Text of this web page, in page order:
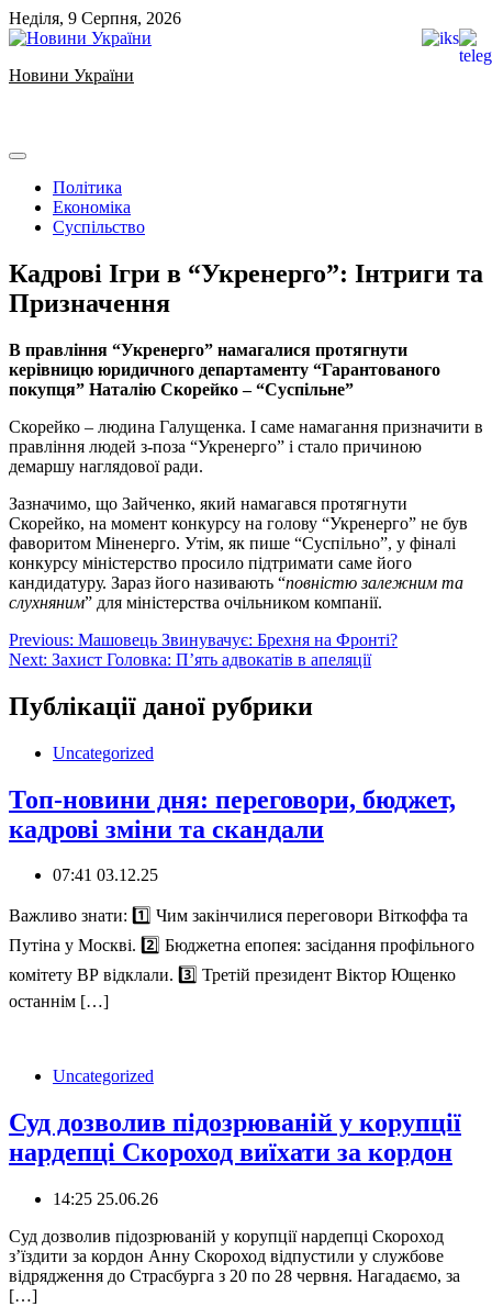
Skip
to
Неділя, 9 Серпня, 2026
Новини України
Політика
Економіка
Суспільство
Кадрові Ігри в “Укренерго”: Інтриги та
Призначення
В правління “Укренерго” намагалися протягнути
керівницю юридичного департаменту “Гарантованого
покупця” Наталію Скорейко – “Суспільне”
Скорейко – людина Галущенка. І саме намагання призначити в
правління людей з-поза “Укренерго” і стало причиною
демаршу наглядової ради.
Зазначимо, що Зайченко, який намагався протягнути
Скорейко, на момент конкурсу на голову “Укренерго” не був
фаворитом Міненерго. Утім, як пише “Суспільно”, у фіналі
конкурсу міністерство просило підтримати саме його
кандидатуру. Зараз його називають “повністю залежним та
слухняним” для міністерства очільником компанії.
Навігація
записів
Previous: Машовець Звинувачує: Брехня на Фронті?
Next: Захист Головка: П’ять адвокатів в апеляції
Публікації даної рубрики
Uncategorized
Топ-новини дня: переговори, бюджет,
кадрові зміни та скандали
07:41 03.12.25
️Важливо знати: 1️⃣ Чим закінчилися переговори Віткоффа та
Путіна у Москві. 2️⃣ Бюджетна епопея: засідання профільного
комітету ВР відклали. 3️⃣ Третій президент Віктор Ющенко
останнім […]
Uncategorized
Суд дозволив підозрюваній у корупції
нардепці Скороход виїхати за кордон
14:25 25.06.26
️Суд дозволив підозрюваній у корупції нардепці Скороход
зʼїздити за кордон Анну Скороход відпустили у службове
відрядження до Страсбурга з 20 по 28 червня. Нагадаємо, за
[…]